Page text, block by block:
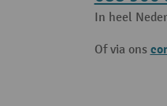
In heel
Of via ons